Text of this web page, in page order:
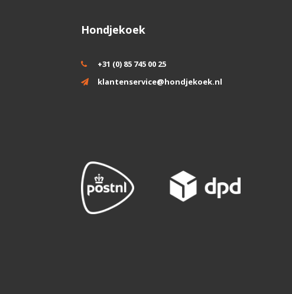
Hondjekoek
+31 (0) 85 745 00 25
klantenservice@hondjekoek.nl